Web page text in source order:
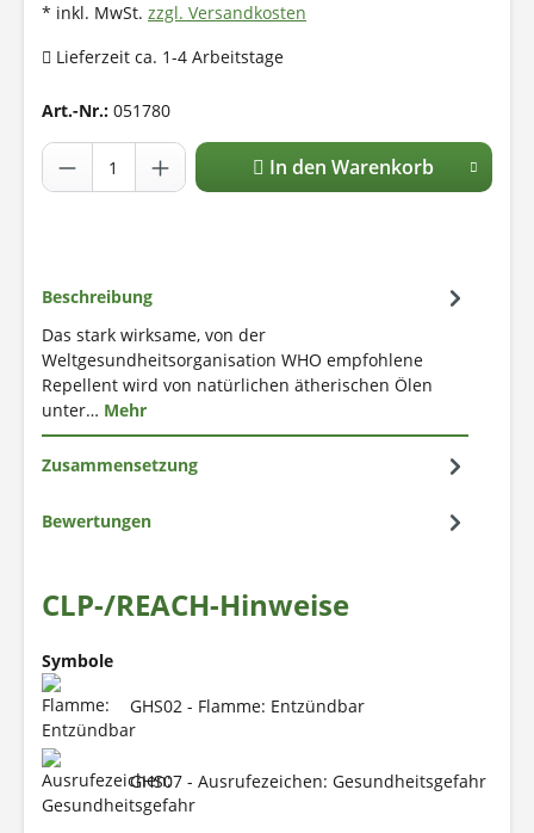
* inkl. MwSt. zzgl. Versandkosten
Lieferzeit ca. 1-4 Arbeitstage
Art.-Nr.: 051780
In den Warenkorb
Beschreibung
Das stark wirksame, von der
Weltgesundheitsorganisation WHO empfohlene
Repellent wird von natürlichen ätherischen Ölen
unter… Mehr
Zusammensetzung
Bewertungen
CLP-/REACH-Hinweise
Symbole
GHS02 - Flamme: Entzündbar
GHS07 - Ausrufezeichen: Gesundheitsgefahr